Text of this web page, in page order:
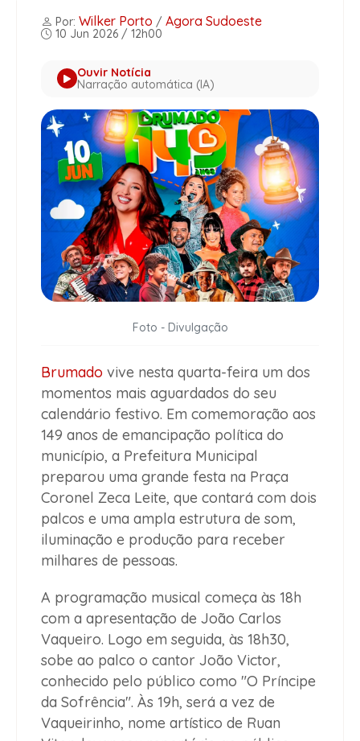
Por: Wilker Porto / Agora Sudoeste
10 Jun 2026 / 12h00
Ouvir Notícia
Narração automática (IA)
Foto - Divulgação
Brumado vive nesta quarta-feira um dos
momentos mais aguardados do seu
calendário festivo. Em comemoração aos
149 anos de emancipação política do
município, a Prefeitura Municipal
preparou uma grande festa na Praça
Coronel Zeca Leite, que contará com dois
palcos e uma ampla estrutura de som,
iluminação e produção para receber
milhares de pessoas.
A programação musical começa às 18h
com a apresentação de João Carlos
Vaqueiro. Logo em seguida, às 18h30,
sobe ao palco o cantor João Victor,
conhecido pelo público como "O Príncipe
da Sofrência". Às 19h, será a vez de
Vaqueirinho, nome artístico de Ruan